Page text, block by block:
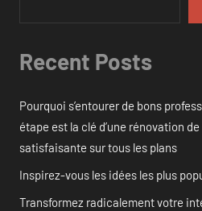
Recent Posts
Pourquoi s’entourer de bons
étape est la clé d’une rénovation
satisfaisante sur tous les plans
Inspirez-vous les idées les plus
Transformez radicalement votre